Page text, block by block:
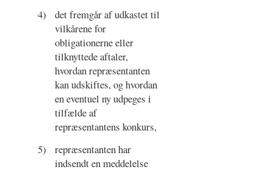
4)
det fremgår af udkastet til
vilkårene for
obligationerne eller
tilknyttede aftaler,
hvordan repræsentanten
kan udskiftes, og hvordan
en eventuel ny udpeges i
tilfælde af
repræsentantens konkurs,
5)
repræsentanten har
indsendt en meddelelse